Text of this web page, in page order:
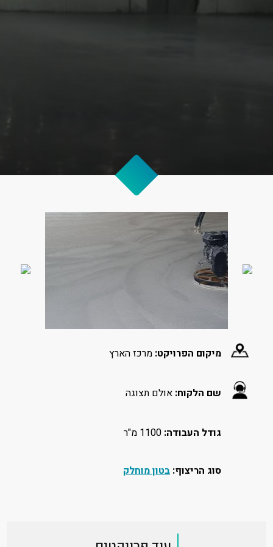
מיקום הפרויקט: מרכז הארץ
שם הלקוח: אולם תצוגה
גודל העבודה: 1100 מ"ר
סוג הריצוף: בטון מוחלק